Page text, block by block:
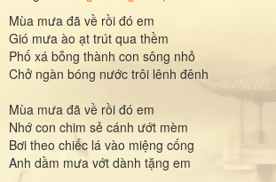
Mùa mưa đã về rồi đó em
Gió mưa ào ạt trút qua thềm
Phố xá bỗng thành con sông nhỏ
Chở ngàn bóng nước trôi lênh đênh
Mùa mưa đã về rồi đó em
Nhớ con chim sẻ cánh ướt mèm
Bơi theo chiếc lá vào miệng cống
Anh dầm mưa vớt dành tặng em